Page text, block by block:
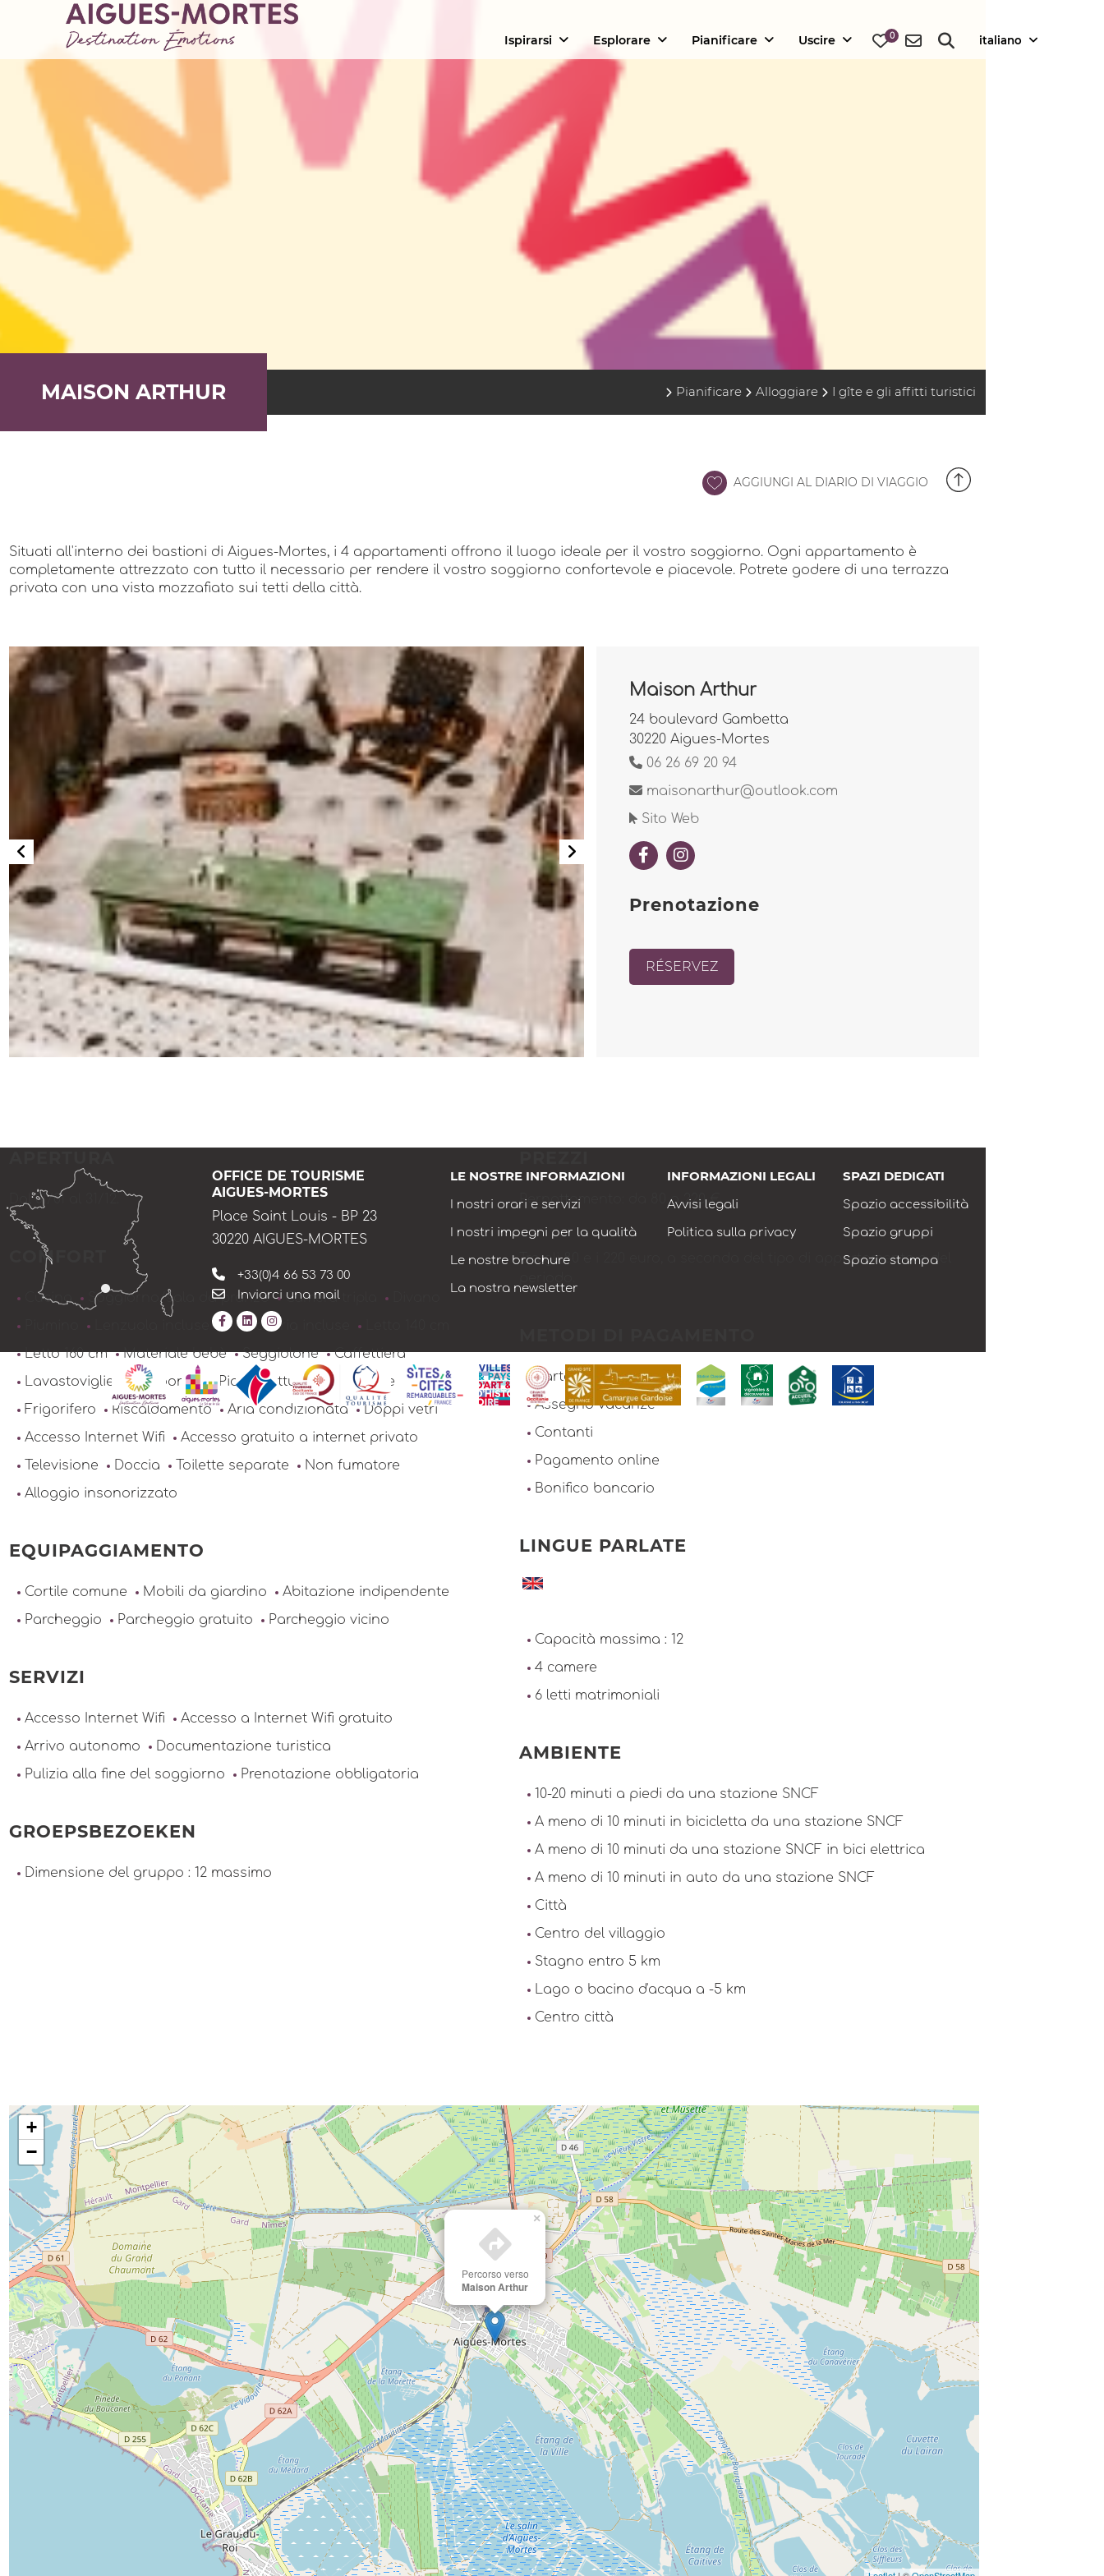
MAISON ARTHUR Pianificare Alloggiare I gîte e gli affitti turistici
AGGIUNGI AL DIARIO DI VIAGGIO
Situati all'interno dei bastioni di Aigues-Mortes, i 4 appartamenti offrono il luogo ideale per il vostro soggiorno. Ogni appartamento è
completamente attrezzato con tutto il necessario per rendere il vostro soggiorno confortevole e piacevole. Potrete godere di una terrazza
privata con una vista mozzafiato sui tetti della città.
Maison Arthur
24 boulevard Gambetta
30220 Aigues-Mortes
06 26 69 20 94
maisonarthur@outlook.com
Sito Web
Prenotazione
RÉSERVEZ
Dal 01/01 al 31/12.
COMFORT
Cucina Soggiorno/sala da pranzo Camera tripla
Biancheria incluse
Letto 160 cm
Materiale bebè Seggiolone
Caffettiera
Lavastoviglie
Microonde
Piano cottura a induzione
Frigorifero
Riscaldamento Aria condizionata
Doppi vetri
Accesso Internet Wifi
Accesso gratuito a internet privato
Televisione
Doccia Toilette separate
Non fumatore
Alloggio insonorizzato
EQUIPAGGIAMENTO
Cortile comune Mobili da giardino
Abitazione indipendente
Parcheggio
Parcheggio gratuito Parcheggio vicino
SERVIZI
Accesso Internet Wifi
Accesso a Internet Wifi gratuito
Arrivo autonomo
Documentazione turistica
Pulizia alla fine del soggiorno
Prenotazione obbligatoria
GROEPSBEZOEKEN
Dimensione del gruppo : 12 massimo
Pernottamento: da 80 a 220 €.
Tra gli 80 e i 220 euro, a seconda del tipo di appartamento e del
Carta di credito
Assegno vacanze
Contanti
Pagamento online
Bonifico bancario
LINGUE PARLATE
Capacità massima : 12
4 camere
6 letti matrimoniali
AMBIENTE
10-20 minuti a piedi da una stazione SNCF
A meno di 10 minuti in bicicletta da una stazione SNCF
A meno di 10 minuti da una stazione SNCF in bici elettrica
A meno di 10 minuti in auto da una stazione SNCF
Città
Centro del villaggio
Stagno entro 5 km
Lago o bacino d'acqua a -5 km
Centro città
Percorso verso
Maison Arthur
×
+
−
Ispirarsi Esplorare Pianificare Uscire 0 italiano
OFFICE DE TOURISME
AIGUES-MORTES
Place Saint Louis - BP 23
30220 AIGUES-MORTES
+33(0)4 66 53 73 00
Inviarci una mail
LE NOSTRE INFORMAZIONI
I nostri orari e servizi
I nostri impegni per la qualità
Le nostre brochure
La nostra newsletter
INFORMAZIONI LEGALI
Avvisi legali
Politica sulla privacy
SPAZI DEDICATI
Spazio accessibilità
Spazio gruppi
Spazio stampa